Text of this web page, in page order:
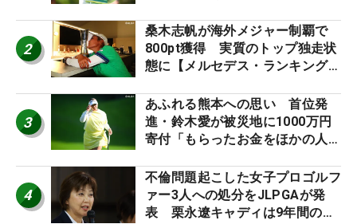
2
桑木志帆が海外メジャー制覇で
800pt獲得 実質のトップ独走状
態に【メルセデス・ランキング番
3
あふれる熊本への思い 首位発
進・鈴木愛が被災地に1000万円
寄付「もらったお金をほかの人
4
不倫問題起こした女子プロゴルフ
ァー3人への処分をJLPGAが発
表 栗永遼キャディは9年間の立